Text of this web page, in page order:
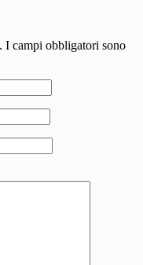
I campi obbligatori sono